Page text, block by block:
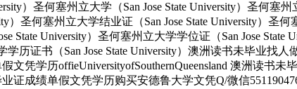
）圣何塞州立大学（San Jose State University）圣何塞
）圣何塞州立大学结业证（San Jose State University）圣
State University）圣何塞州立大学学位证（San Jose
学历证书（San Jose State University）澳洲读书未毕业找
凭学历offieUniversityofSouthernQueensland 澳洲读书
证成绩单假文凭学历购买安德鲁大学文凭Q/微信